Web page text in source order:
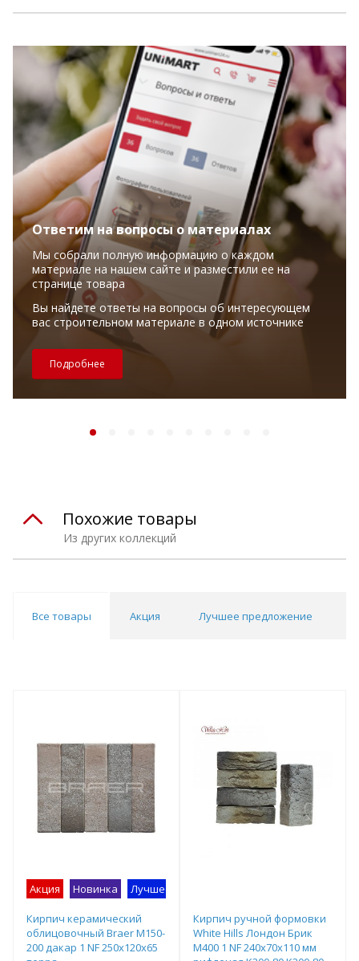
Ответим на вопросы о материалах
Мы собрали полную информацию о каждом
материале на нашем сайте и разместили ее на
странице товара
Вы найдете ответы на вопросы об интересующем
вас строительном материале в одном источнике
Подробнее
Из других коллекций
Похожие товары
Все товары Акция Лучшее предложение
Акция Новинка Лучшее предложение
Кирпич керамический
облицовочный Braer М150-
200 дакар 1 NF 250х120х65
Кирпич ручной формовки
White Hills Лондон Брик
М400 1 NF 240х70х110 мм